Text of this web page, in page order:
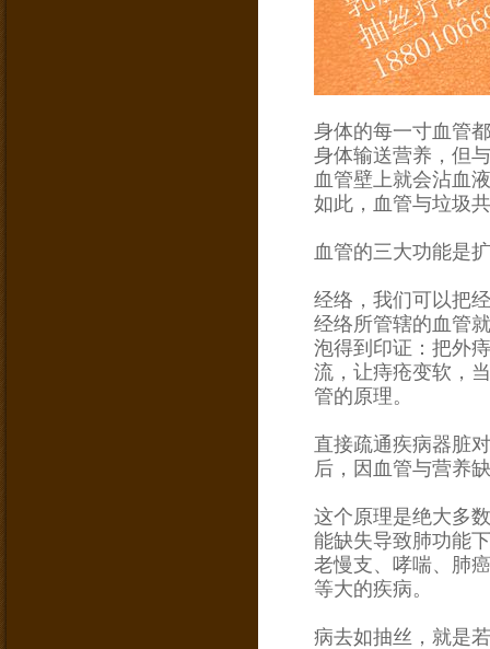
身体的每一寸血管
身体输送营养，但
血管壁上就会沾血
如此，血管与垃圾
血管的三大功能是
经络，我们可以把
经络所管辖的血管
泡得到印证：把外
流，让痔疮变软，
管的原理。
直接疏通疾病器脏
后，因血管与营养
这个原理是绝大多
能缺失导致肺功能
老慢支、哮喘、肺
等大的疾病。
病去如抽丝，就是